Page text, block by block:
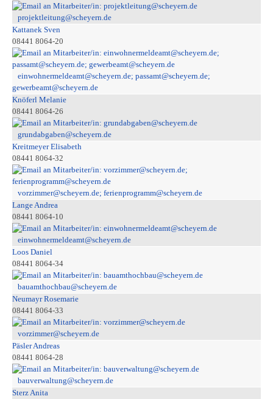
projektleitung@scheyern.de
Kattanek Sven
08441 8064-20
einwohnermeldeamt@scheyern.de; passamt@scheyern.de;
gewerbeamt@scheyern.de
Knöferl Melanie
08441 8064-26
grundabgaben@scheyern.de
Kreitmeyer Elisabeth
08441 8064-32
vorzimmer@scheyern.de; ferienprogramm@scheyern.de
Lange Andrea
08441 8064-10
einwohnermeldeamt@scheyern.de
Loos Daniel
08441 8064-34
bauamthochbau@scheyern.de
Neumayr Rosemarie
08441 8064-33
vorzimmer@scheyern.de
Päsler Andreas
08441 8064-28
bauverwaltung@scheyern.de
Sterz Anita